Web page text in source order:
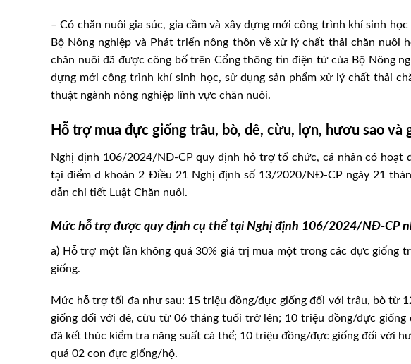
– Có chăn nuôi gia súc, gia cầm và xây dựng mới công trình khí sinh
Bộ Nông nghiệp và Phát triển nông thôn về xử lý chất thải chăn nuôi
chăn nuôi đã được công bố trên Cổng thông tin điện tử của Bộ Nông
dựng mới công trình khí sinh học, sử dụng sản phẩm xử lý chất thải
thuật ngành nông nghiệp lĩnh vực chăn nuôi.
Hỗ trợ mua đực giống trâu, bò, dê, cừu, lợn, hươu sao và
Nghị định 106/2024/NĐ-CP quy định hỗ trợ tổ chức, cá nhân có hoạt
tại điểm d khoản 2 Điều 21 Nghị định số 13/2020/NĐ-CP ngày 21
dẫn chi tiết Luật Chăn nuôi.
Mức hỗ trợ được quy định cụ thể tại Nghị định 106/2024/NĐ-CP
a) Hỗ trợ một lần không quá 30% giá trị mua một trong các đực giống
giống.
Mức hỗ trợ tối đa như sau: 15 triệu đồng/đực giống đối với trâu, bò từ
giống đối với dê, cừu từ 06 tháng tuổi trở lên; 10 triệu đồng/đực
đã kết thúc kiểm tra năng suất cá thể; 10 triệu đồng/đực giống đối với
quá 02 con đực giống/hộ.